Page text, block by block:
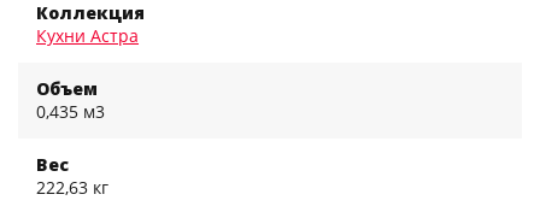
Коллекция
Кухни Астра
Объем
0,435 м3
Вес
222,63 кг